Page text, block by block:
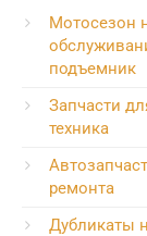
Мотосезон
подъемник
Запчасти
техника
ремонта
Дубликаты